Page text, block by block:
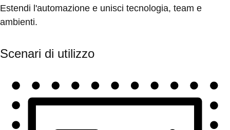
Estendi l'automazione e unisci tecnologia, team e
ambienti.
Scenari di utilizzo